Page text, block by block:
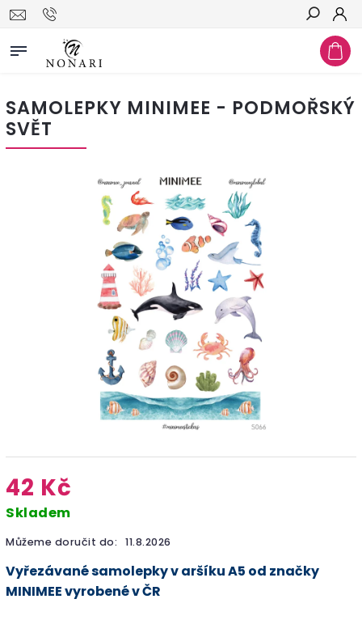
Hledat
SAMOLEPKY MINIMEE - PODMOŘSKÝ
SVĚT
42 Kč
Skladem
Můžeme doručit do: 11.8.2026
Vyřezávané samolepky v aršíku A5 od značky
MINIMEE vyrobené v ČR